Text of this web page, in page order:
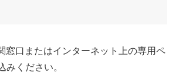
窓口またはインターネット上の専用ペ
みください。